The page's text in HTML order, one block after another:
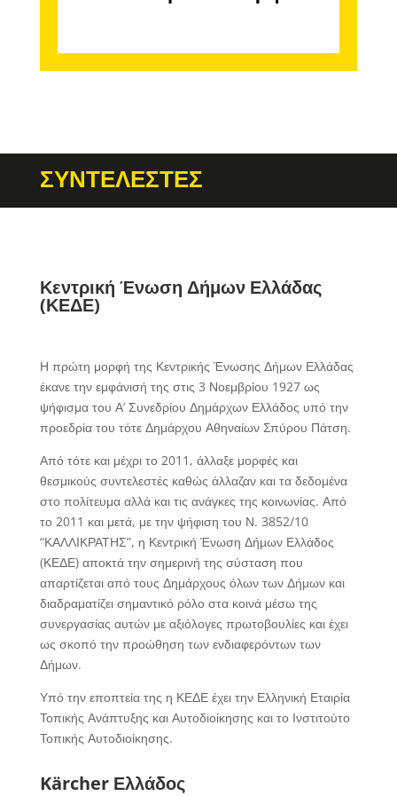
ΣΥΝΤΕΛΕΣΤΕΣ
Κεντρική Ένωση Δήμων Ελλάδας
(ΚΕΔΕ)
Η πρώτη μορφή της Κεντρικής Ένωσης Δήμων Ελλάδας
έκανε την εμφάνισή της στις 3 Νοεμβρίου 1927 ως
ψήφισμα του Α’ Συνεδρίου Δημάρχων Ελλάδος υπό την
προεδρία του τότε Δημάρχου Αθηναίων Σπύρου Πάτση.
Από τότε και μέχρι το 2011, άλλαξε μορφές και
θεσμικούς συντελεστές καθώς άλλαζαν και τα δεδομένα
στο πολίτευμα αλλά και τις ανάγκες της κοινωνίας. Από
το 2011 και μετά, με την ψήφιση του Ν. 3852/10
“ΚΑΛΛΙΚΡΑΤΗΣ”, η Κεντρική Ένωση Δήμων Ελλάδος
(ΚΕΔΕ) αποκτά την σημερινή της σύσταση που
απαρτίζεται από τους Δημάρχους όλων των Δήμων και
διαδραματίζει σημαντικό ρόλο στα κοινά μέσω της
συνεργασίας αυτών με αξιόλογες πρωτοβουλίες και έχει
ως σκοπό την προώθηση των ενδιαφερόντων των
Δήμων.
Υπό την εποπτεία της η ΚΕΔΕ έχει την Ελληνική Εταιρία
Τοπικής Ανάπτυξης και Αυτοδιοίκησης και το Ινστιτούτο
Τοπικής Αυτοδιοίκησης.
Kärcher Ελλάδος